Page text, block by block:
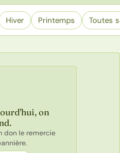
Hiver Printemps Toutes
on
don le remercie